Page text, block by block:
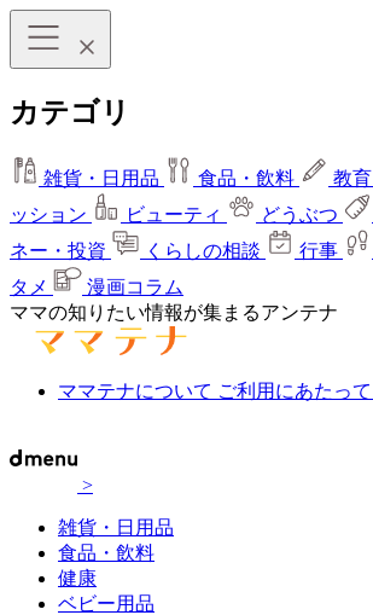
カテゴリ
雑貨・日用品 食品・飲料 教育
ッション
ビューティ どうぶつ
ネー・投資
くらしの相談 行事
タメ
漫画コラム
ママの知りたい情報が集まるアンテナ
ママテナについて ご利用にあたって
>
雑貨・日用品
食品・飲料
健康
ベビー用品